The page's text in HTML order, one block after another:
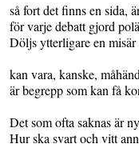
så fort det finns en sida,
för varje debatt gjord
Döljs ytterligare en misär
kan vara, kanske,
är begrepp som kan få
Det som ofta saknas är
Hur ska svart och vitt